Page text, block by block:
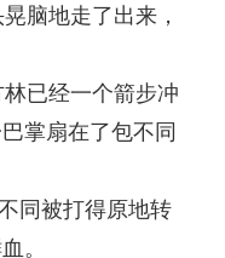
脑地走了出来，
已经一个箭步冲
掌扇在了包不同
同被打得原地转
。